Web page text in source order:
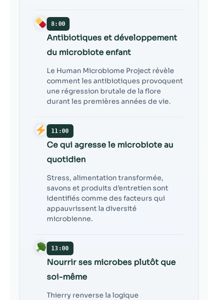
8:00
Antibiotiques et développement
du microbiote enfant
Le Human Microbiome Project révèle
comment les antibiotiques provoquent
une régression brutale de la flore
durant les premières années de vie.
11:00
Ce qui agresse le microbiote au
quotidien
Stress, alimentation transformée,
savons et produits d’entretien sont
identifiés comme des facteurs qui
appauvrissent la diversité
microbienne.
13:00
Nourrir ses microbes plutôt que
soi-même
Thierry renverse la logique